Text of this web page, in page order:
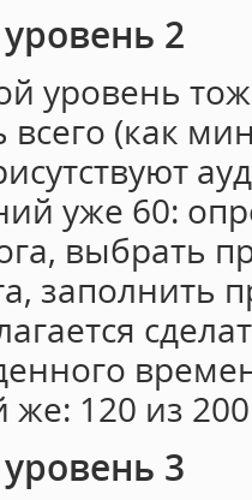
уровень 2
уровень
всего (как
уже 60:
выбрать
заполнить
же: 120 из
уровень 3